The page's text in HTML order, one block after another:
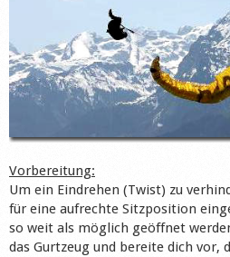
Vorbereitung:
Um ein Eindrehen (Twist) zu
für eine aufrechte Sitzposition
so weit als möglich geöffnet
das Gurtzeug und bereite dich vor,